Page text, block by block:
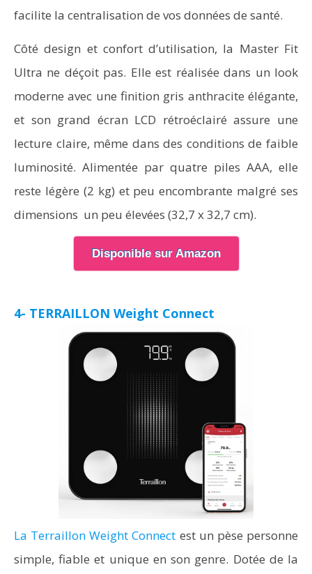
facilite la centralisation de vos données de santé.
Côté design et confort d’utilisation, la Master Fit
Ultra ne déçoit pas. Elle est réalisée dans un look
moderne avec une finition gris anthracite élégante,
et son grand écran LCD rétroéclairé assure une
lecture claire, même dans des conditions de faible
luminosité. Alimentée par quatre piles AAA, elle
reste légère (2 kg) et peu encombrante malgré ses
dimensions un peu élevées (32,7 x 32,7 cm).
Disponible sur Amazon
4- TERRAILLON Weight Connect
La Terraillon Weight Connect est un pèse personne
simple, fiable et unique en son genre. Dotée de la